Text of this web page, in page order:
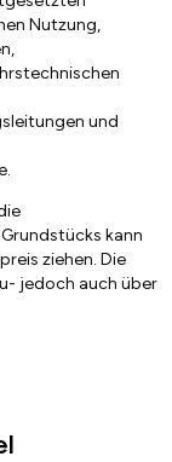
Nutzung,
und
kann
ziehen. Die
jedoch auch über